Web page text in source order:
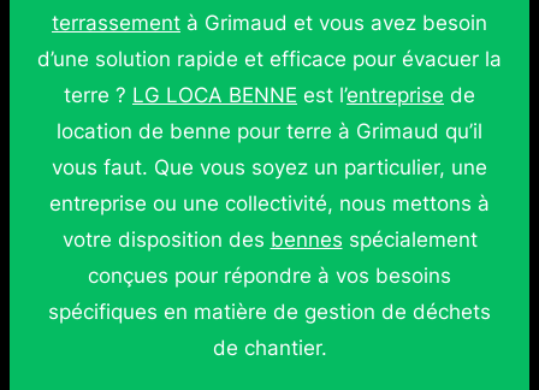
terrassement à Grimaud et vous avez besoin
d’une solution rapide et efficace pour évacuer la
terre ? LG LOCA BENNE est l’entreprise de
location de benne pour terre à Grimaud qu’il
vous faut. Que vous soyez un particulier, une
entreprise ou une collectivité, nous mettons à
votre disposition des bennes spécialement
conçues pour répondre à vos besoins
spécifiques en matière de gestion de déchets
de chantier.